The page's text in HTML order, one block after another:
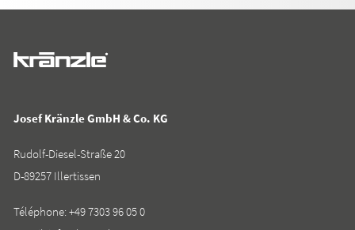
Josef Kränzle GmbH & Co. KG
Rudolf-Diesel-Straße 20
D-89257 Illertissen
Téléphone:+49 7303 96 05 0